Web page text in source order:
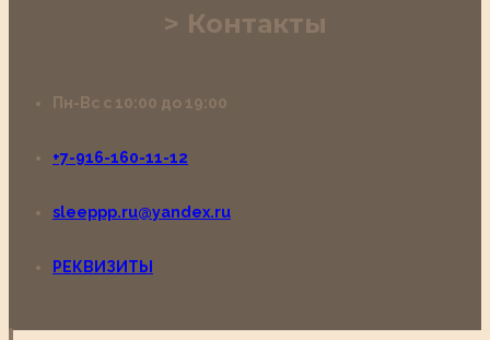
Контакты
Пн-Вс с 10:00 до 19:00
+7-916-160-11-12
sleeppp.ru@yandex.ru
РЕКВИЗИТЫ